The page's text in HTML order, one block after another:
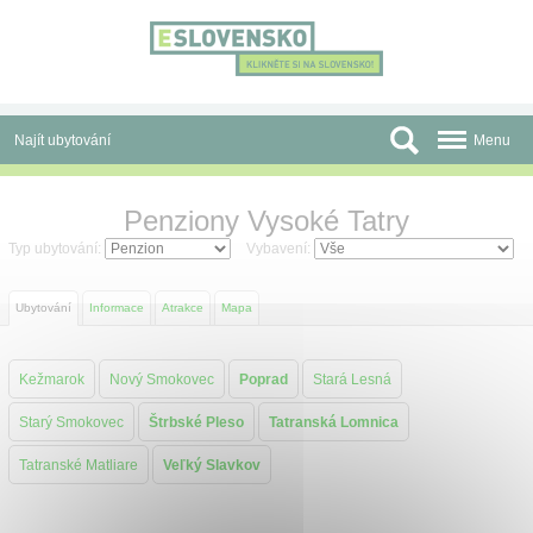
Najít ubytování
Slevy a Last Minute
Před cestou
Atrakce
Menu
Penziony Vysoké Tatry
Typ ubytování: Vybavení:
Ubytování Informace Atrakce Mapa
Kežmarok Nový Smokovec Poprad Stará Lesná
Starý Smokovec Štrbské Pleso Tatranská Lomnica
Tatranské Matliare Veľký Slavkov